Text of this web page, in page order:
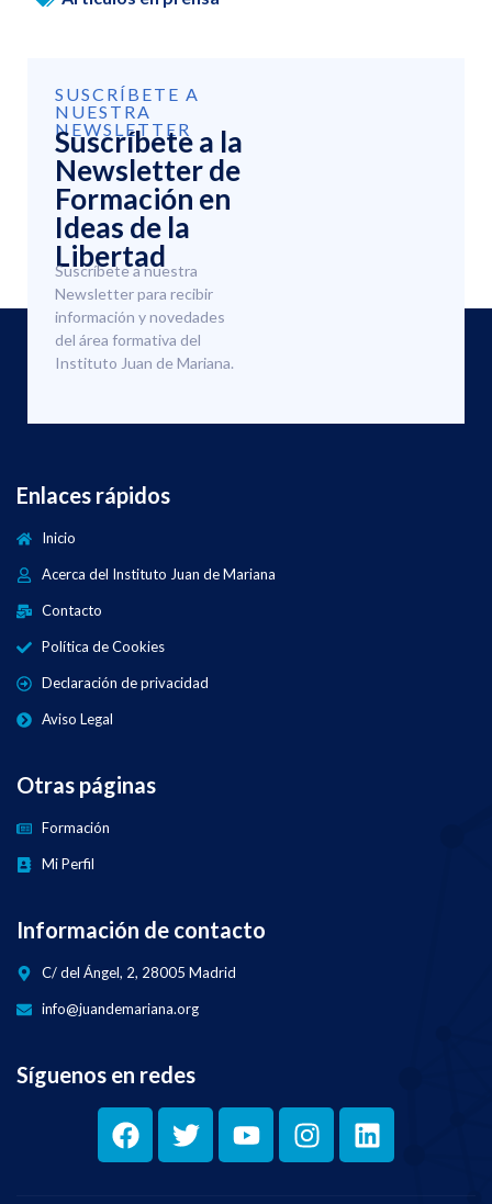
SUSCRÍBETE A
NUESTRA
NEWSLETTER
Suscríbete a la
Newsletter de
Formación en
Ideas de la
Libertad
Suscríbete a nuestra
Newsletter para recibir
información y novedades
del área formativa del
Instituto Juan de Mariana.
Enlaces rápidos
Inicio
Acerca del Instituto Juan de Mariana
Contacto
Política de Cookies
Declaración de privacidad
Aviso Legal
Otras páginas
Formación
Mi Perfil
Información de contacto
C/ del Ángel, 2, 28005 Madrid
info@juandemariana.org
Síguenos en redes